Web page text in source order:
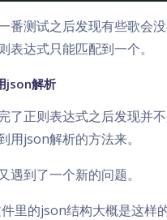
番测试之后发现有些歌会
表达式只能匹配到一个。
json解析
了正则表达式之后发现并
用json解析的方法来。
遇到了一个新的问题。
里的json结构大概是这样